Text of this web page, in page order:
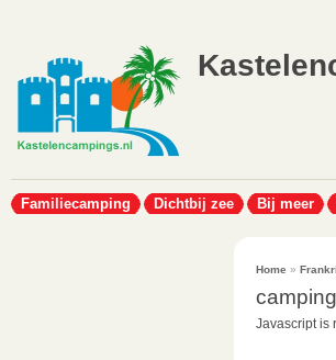
Familiecamping Dichtbij zee Bij meer
Home »
Javascript is